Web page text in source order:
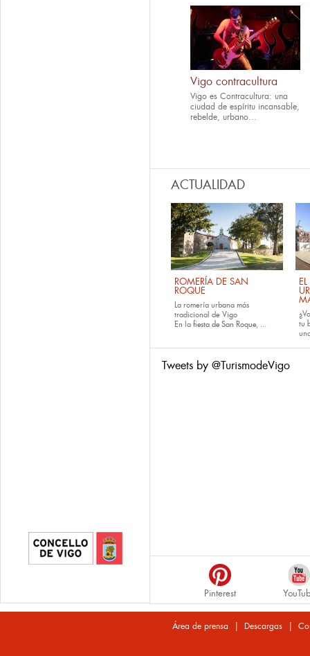
Vigo contracultura
Vigo es Contracultura: una
ciudad de espíritu incansable,
rebelde, urbano...
ACTUALIDAD
ROMERÍA DE SAN
ROQUE
La romería urbana más
tradicional de Vigo
En la fiesta de San Roque, ...
tu
Tweets by @TurismodeVigo
Pinterest
Área de prensa | Descargas|